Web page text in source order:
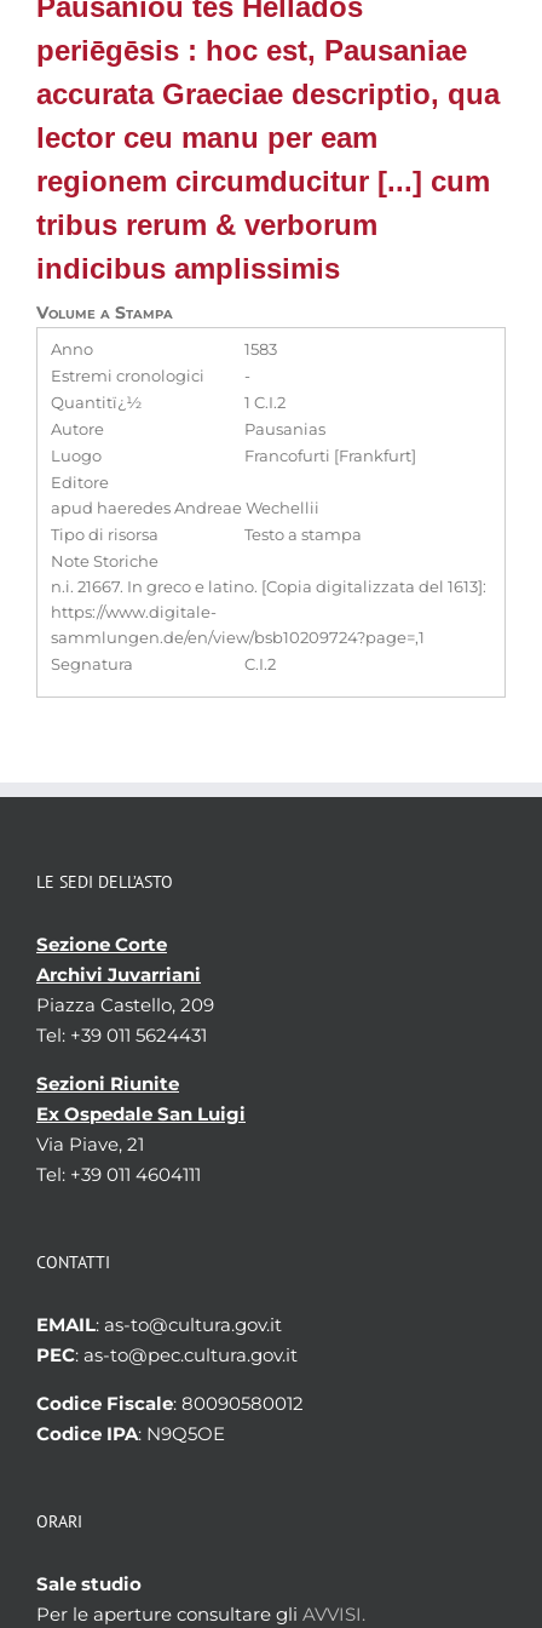
Pausaniou tēs Hellados
periēgēsis : hoc est, Pausaniae
accurata Graeciae descriptio, qua
lector ceu manu per eam
regionem circumducitur [...] cum
tribus rerum & verborum
indicibus amplissimis
Volume a Stampa
Anno
1583
Estremi cronologici
-
Quantitï¿½
1 C.I.2
Autore
Pausanias
Luogo
Francofurti [Frankfurt]
Editore
apud haeredes Andreae Wechellii
Tipo di risorsa
Testo a stampa
Note Storiche
n.i. 21667. In greco e latino. [Copia digitalizzata del 1613]:
https://www.digitale-
sammlungen.de/en/view/bsb10209724?page=,1
Segnatura
C.I.2
LE SEDI DELL’ASTO
Sezione Corte
Archivi Juvarriani
Piazza Castello, 209
Tel: +39 011 5624431
Sezioni Riunite
Ex Ospedale San Luigi
Via Piave, 21
Tel: +39 011 4604111
CONTATTI
EMAIL: as-to@cultura.gov.it
PEC: as-to@pec.cultura.gov.it
Codice Fiscale: 80090580012
Codice IPA: N9Q5OE
ORARI
Sale studio
Per le aperture consultare gli AVVISI.